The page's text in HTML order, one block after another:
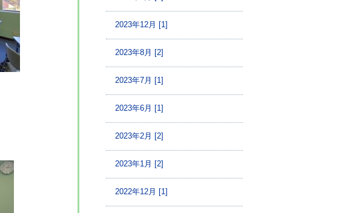
2023年12月 [1]
2023年8月 [2]
2023年7月 [1]
2023年6月 [1]
2023年2月 [2]
2023年1月 [2]
2022年12月 [1]